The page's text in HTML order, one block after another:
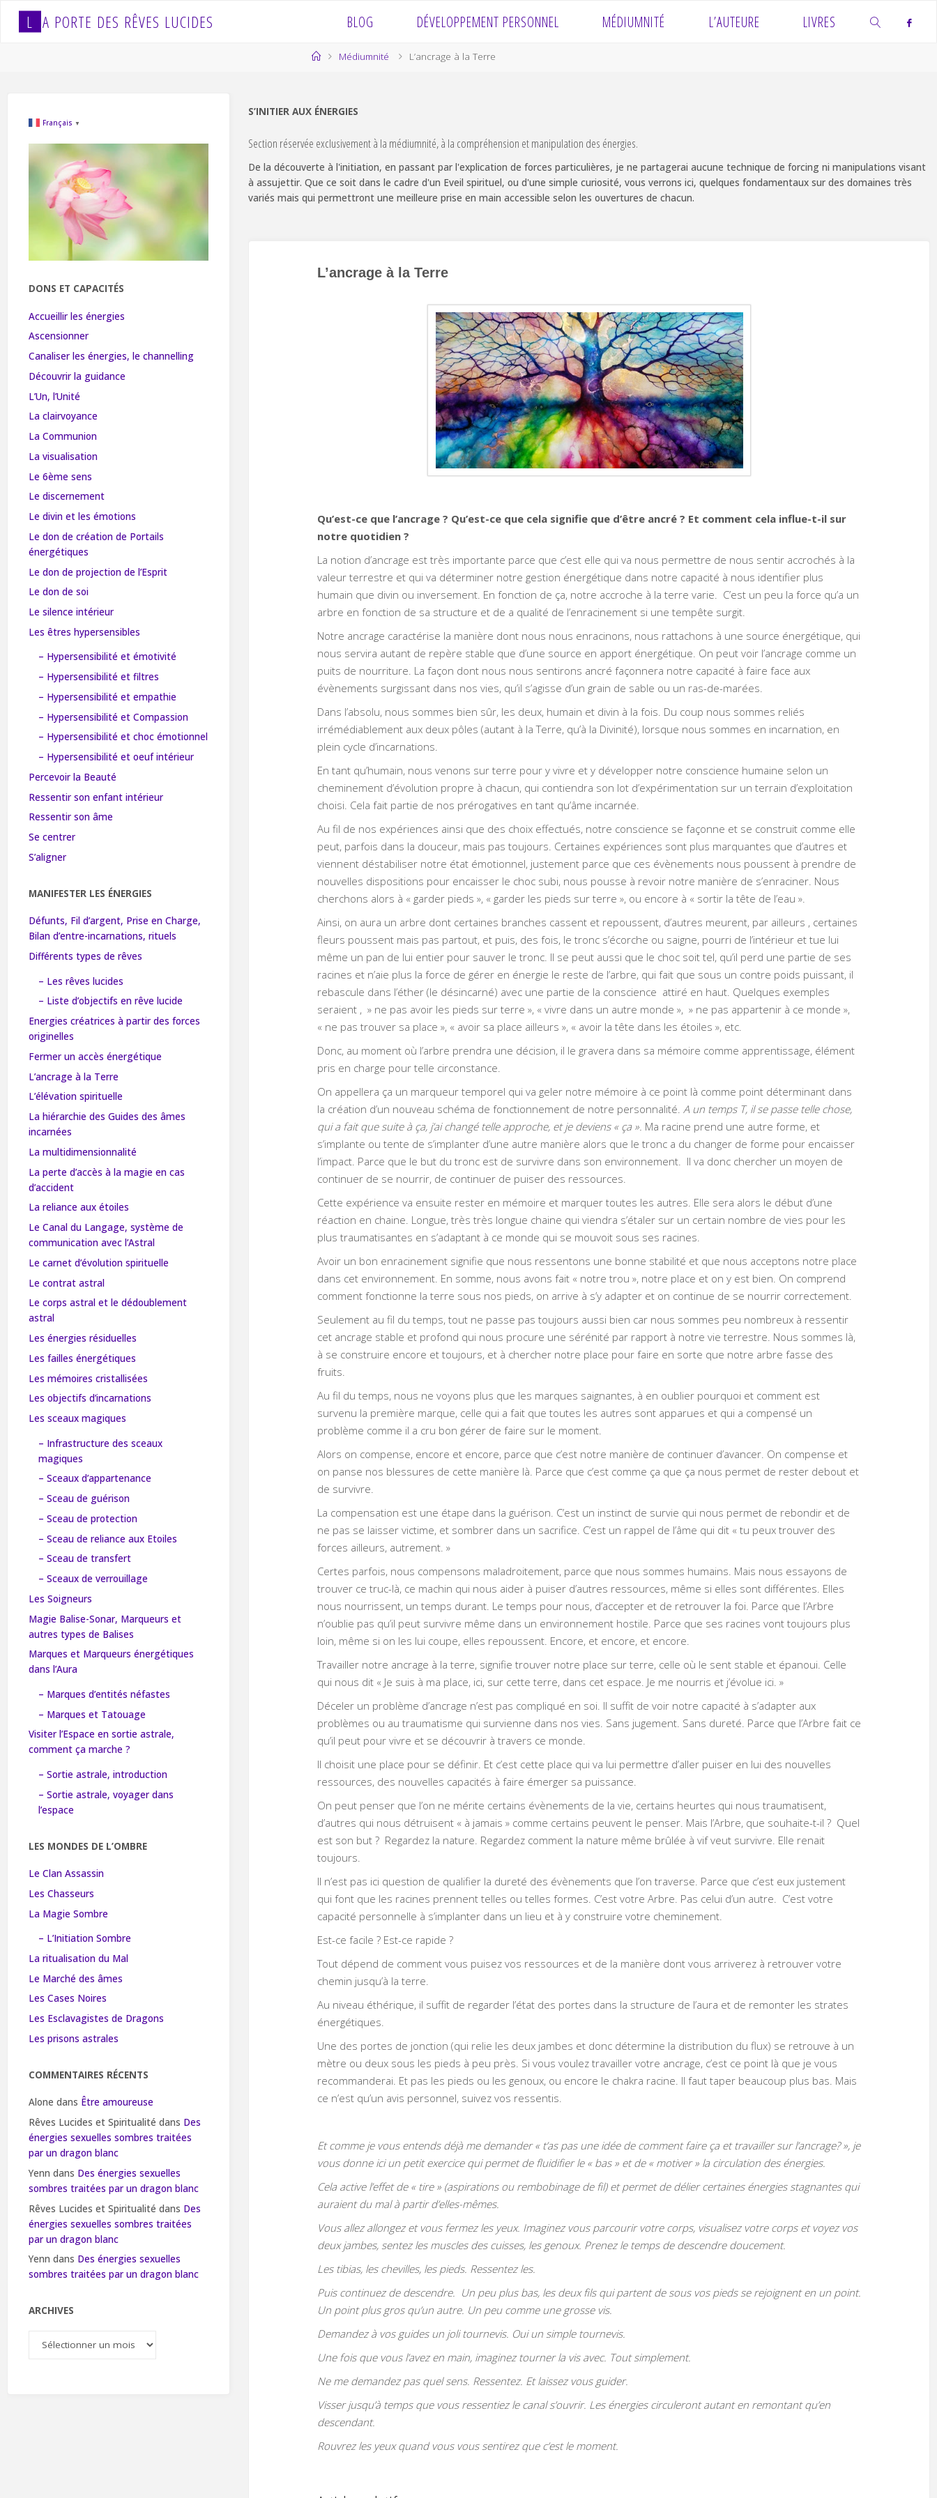
L A PORTE DES RÊVES LUCIDES BLOG DÉVELOPPEMENT PERSONNEL MÉDIUMNITÉ L’AUTEURE LIVRES
HomeMédiumnité L’ancrage à la Terre
S’INITIER AUX ÉNERGIES
Section réservée exclusivement à la médiumnité, à la compréhension et manipulation des énergies.
De la découverte à l'initiation, en passant par l'explication de forces particulières, je ne partagerai aucune technique de forcing ni manipulations visant
à assujettir. Que ce soit dans le cadre d'un Eveil spirituel, ou d'une simple curiosité, vous verrons ici, quelques fondamentaux sur des domaines très
variés mais qui permettront une meilleure prise en main accessible selon les ouvertures de chacun.
L’ancrage à la Terre
Qu’est-ce que l’ancrage ? Qu’est-ce que cela signifie que d’être ancré ? Et comment cela influe-t-il sur
notre quotidien ?
La notion d’ancrage est très importante parce que c’est elle qui va nous permettre de nous sentir accrochés à la
valeur terrestre et qui va déterminer notre gestion énergétique dans notre capacité à nous identifier plus
humain que divin ou inversement. En fonction de ça, notre accroche à la terre varie. C’est un peu la force qu’a un
arbre en fonction de sa structure et de a qualité de l’enracinement si une tempête surgit.
Notre ancrage caractérise la manière dont nous nous enracinons, nous rattachons à une source énergétique, qui
nous servira autant de repère stable que d’une source en apport énergétique. On peut voir l’ancrage comme un
puits de nourriture. La façon dont nous nous sentirons ancré façonnera notre capacité à faire face aux
évènements surgissant dans nos vies, qu’il s’agisse d’un grain de sable ou un ras-de-marées.
Dans l’absolu, nous sommes bien sûr, les deux, humain et divin à la fois. Du coup nous sommes reliés
irrémédiablement aux deux pôles (autant à la Terre, qu’à la Divinité), lorsque nous sommes en incarnation, en
plein cycle d’incarnations.
En tant qu’humain, nous venons sur terre pour y vivre et y développer notre conscience humaine selon un
cheminement d’évolution propre à chacun, qui contiendra son lot d’expérimentation sur un terrain d’exploitation
choisi. Cela fait partie de nos prérogatives en tant qu’âme incarnée.
Au fil de nos expériences ainsi que des choix effectués, notre conscience se façonne et se construit comme elle
peut, parfois dans la douceur, mais pas toujours. Certaines expériences sont plus marquantes que d’autres et
viennent déstabiliser notre état émotionnel, justement parce que ces évènements nous poussent à prendre de
nouvelles dispositions pour encaisser le choc subi, nous pousse à revoir notre manière de s’enraciner. Nous
cherchons alors à « garder pieds », « garder les pieds sur terre », ou encore à « sortir la tête de l’eau ».
Ainsi, on aura un arbre dont certaines branches cassent et repoussent, d’autres meurent, par ailleurs , certaines
fleurs poussent mais pas partout, et puis, des fois, le tronc s’écorche ou saigne, pourri de l’intérieur et tue lui
même un pan de lui entier pour sauver le tronc. Il se peut aussi que le choc soit tel, qu’il perd une partie de ses
racines et n’aie plus la force de gérer en énergie le reste de l’arbre, qui fait que sous un contre poids puissant, il
rebascule dans l’éther (le désincarné) avec une partie de la conscience attiré en haut. Quelques exemples
seraient , » ne pas avoir les pieds sur terre », « vivre dans un autre monde », » ne pas appartenir à ce monde »,
« ne pas trouver sa place », « avoir sa place ailleurs », « avoir la tête dans les étoiles », etc.
Donc, au moment où l’arbre prendra une décision, il le gravera dans sa mémoire comme apprentissage, élément
pris en charge pour telle circonstance.
On appellera ça un marqueur temporel qui va geler notre mémoire à ce point là comme point déterminant dans
la création d’un nouveau schéma de fonctionnement de notre personnalité.A un temps T, il se passe telle chose,
qui a fait que suite à ça, j’ai changé telle approche, et je deviens « ça ». Ma racine prend une autre forme, et
s’implante ou tente de s’implanter d’une autre manière alors que le tronc a du changer de forme pour encaisser
l’impact. Parce que le but du tronc est de survivre dans son environnement. Il va donc chercher un moyen de
continuer de se nourrir, de continuer de puiser des ressources.
Cette expérience va ensuite rester en mémoire et marquer toutes les autres. Elle sera alors le début d’une
réaction en chaine. Longue, très très longue chaine qui viendra s’étaler sur un certain nombre de vies pour les
plus traumatisantes en s’adaptant à ce monde qui se mouvoit sous ses racines.
Avoir un bon enracinement signifie que nous ressentons une bonne stabilité et que nous acceptons notre place
dans cet environnement. En somme, nous avons fait « notre trou », notre place et on y est bien. On comprend
comment fonctionne la terre sous nos pieds, on arrive à s’y adapter et on continue de se nourrir correctement.
Seulement au fil du temps, tout ne passe pas toujours aussi bien car nous sommes peu nombreux à ressentir
cet ancrage stable et profond qui nous procure une sérénité par rapport à notre vie terrestre. Nous sommes là,
à se construire encore et toujours, et à chercher notre place pour faire en sorte que notre arbre fasse des
fruits.
Au fil du temps, nous ne voyons plus que les marques saignantes, à en oublier pourquoi et comment est
survenu la première marque, celle qui a fait que toutes les autres sont apparues et qui a compensé un
problème comme il a cru bon gérer de faire sur le moment.
Alors on compense, encore et encore, parce que c’est notre manière de continuer d’avancer. On compense et
on panse nos blessures de cette manière là. Parce que c’est comme ça que ça nous permet de rester debout et
de survivre.
La compensation est une étape dans la guérison. C’est un instinct de survie qui nous permet de rebondir et de
ne pas se laisser victime, et sombrer dans un sacrifice. C’est un rappel de l’âme qui dit « tu peux trouver des
forces ailleurs, autrement. »
Certes parfois, nous compensons maladroitement, parce que nous sommes humains. Mais nous essayons de
trouver ce truc-là, ce machin qui nous aider à puiser d’autres ressources, même si elles sont différentes. Elles
nous nourrissent, un temps durant. Le temps pour nous, d’accepter et de retrouver la foi. Parce que l’Arbre
n’oublie pas qu’il peut survivre même dans un environnement hostile. Parce que ses racines vont toujours plus
loin, même si on les lui coupe, elles repoussent. Encore, et encore, et encore.
Travailler notre ancrage à la terre, signifie trouver notre place sur terre, celle où le sent stable et épanoui. Celle
qui nous dit « Je suis à ma place, ici, sur cette terre, dans cet espace. Je me nourris et j’évolue ici. »
Déceler un problème d’ancrage n’est pas compliqué en soi. Il suffit de voir notre capacité à s’adapter aux
problèmes ou au traumatisme qui survienne dans nos vies. Sans jugement. Sans dureté. Parce que l’Arbre fait ce
qu’il peut pour vivre et se découvrir à travers ce monde.
Il choisit une place pour se définir. Et c’est cette place qui va lui permettre d’aller puiser en lui des nouvelles
ressources, des nouvelles capacités à faire émerger sa puissance.
On peut penser que l’on ne mérite certains évènements de la vie, certains heurtes qui nous traumatisent,
d’autres qui nous détruisent « à jamais » comme certains peuvent le penser. Mais l’Arbre, que souhaite-t-il ? Quel
est son but ? Regardez la nature. Regardez comment la nature même brûlée à vif veut survivre. Elle renait
toujours.
Il n’est pas ici question de qualifier la dureté des évènements que l’on traverse. Parce que c’est eux justement
qui font que les racines prennent telles ou telles formes. C’est votre Arbre. Pas celui d’un autre. C’est votre
capacité personnelle à s’implanter dans un lieu et à y construire votre cheminement.
Est-ce facile ? Est-ce rapide ?
Tout dépend de comment vous puisez vos ressources et de la manière dont vous arriverez à retrouver votre
chemin jusqu’à la terre.
Au niveau éthérique, il suffit de regarder l’état des portes dans la structure de l’aura et de remonter les strates
énergétiques.
Une des portes de jonction (qui relie les deux jambes et donc détermine la distribution du flux) se retrouve à un
mètre ou deux sous les pieds à peu près. Si vous voulez travailler votre ancrage, c’est ce point là que je vous
recommanderai. Et pas les pieds ou les genoux, ou encore le chakra racine. Il faut taper beaucoup plus bas. Mais
ce n’est qu’un avis personnel, suivez vos ressentis.
Et comme je vous entends déjà me demander « t’as pas une idée de comment faire ça et travailler sur l’ancrage? », je
vous donne ici un petit exercice qui permet de fluidifier le « bas » et de « motiver » la circulation des énergies.
Cela active l’effet de « tire » (aspirations ou rembobinage de fil) et permet de délier certaines énergies stagnantes qui
auraient du mal à partir d’elles-mêmes.
Vous allez allongez et vous fermez les yeux. Imaginez vous parcourir votre corps, visualisez votre corps et voyez vos
deux jambes, sentez les muscles des cuisses, les genoux. Prenez le temps de descendre doucement.
Les tibias, les chevilles, les pieds. Ressentez les.
Puis continuez de descendre. Un peu plus bas, les deux fils qui partent de sous vos pieds se rejoignent en un point.
Un point plus gros qu’un autre. Un peu comme une grosse vis.
Demandez à vos guides un joli tournevis. Oui un simple tournevis.
Une fois que vous l’avez en main, imaginez tourner la vis avec. Tout simplement.
Ne me demandez pas quel sens. Ressentez. Et laissez vous guider.
Visser jusqu’à temps que vous ressentiez le canal s’ouvrir. Les énergies circuleront autant en remontant qu’en
descendant.
Rouvrez les yeux quand vous vous sentirez que c’est le moment.
Français ▼
DONS ET CAPACITÉS
Accueillir les énergies
Ascensionner
Canaliser les énergies, le channelling
Découvrir la guidance
L’Un, l’Unité
La clairvoyance
La Communion
La visualisation
Le 6ème sens
Le discernement
Le divin et les émotions
Le don de création de Portails
énergétiques
Le don de projection de l’Esprit
Le don de soi
Le silence intérieur
Les êtres hypersensibles
– Hypersensibilité et émotivité
– Hypersensibilité et filtres
– Hypersensibilité et empathie
– Hypersensibilité et Compassion
– Hypersensibilité et choc émotionnel
– Hypersensibilité et oeuf intérieur
Percevoir la Beauté
Ressentir son enfant intérieur
Ressentir son âme
Se centrer
S’aligner
MANIFESTER LES ÉNERGIES
Défunts, Fil d’argent, Prise en Charge,
Bilan d’entre-incarnations, rituels
Différents types de rêves
– Les rêves lucides
– Liste d’objectifs en rêve lucide
Energies créatrices à partir des forces
originelles
Fermer un accès énergétique
L’ancrage à la Terre
L’élévation spirituelle
La hiérarchie des Guides des âmes
incarnées
La multidimensionnalité
La perte d’accès à la magie en cas
d’accident
La reliance aux étoiles
Le Canal du Langage, système de
communication avec l’Astral
Le carnet d’évolution spirituelle
Le contrat astral
Le corps astral et le dédoublement
astral
Les énergies résiduelles
Les failles énergétiques
Les mémoires cristallisées
Les objectifs d’incarnations
Les sceaux magiques
– Infrastructure des sceaux
magiques
– Sceaux d’appartenance
– Sceau de guérison
– Sceau de protection
– Sceau de reliance aux Etoiles
– Sceau de transfert
– Sceaux de verrouillage
Les Soigneurs
Magie Balise-Sonar, Marqueurs et
autres types de Balises
Marques et Marqueurs énergétiques
dans l’Aura
– Marques d’entités néfastes
– Marques et Tatouage
Visiter l’Espace en sortie astrale,
comment ça marche ?
– Sortie astrale, introduction
– Sortie astrale, voyager dans
l’espace
LES MONDES DE L’OMBRE
Le Clan Assassin
Les Chasseurs
La Magie Sombre
– L’Initiation Sombre
La ritualisation du Mal
Le Marché des âmes
Les Cases Noires
Les Esclavagistes de Dragons
Les prisons astrales
COMMENTAIRES RÉCENTS
Alone dans Être amoureuse
Rêves Lucides et Spiritualité dans Des
énergies sexuelles sombres traitées
par un dragon blanc
Yenn dans Des énergies sexuelles
sombres traitées par un dragon blanc
Rêves Lucides et Spiritualité dans Des
énergies sexuelles sombres traitées
par un dragon blanc
Yenn dans Des énergies sexuelles
sombres traitées par un dragon blanc
ARCHIVES